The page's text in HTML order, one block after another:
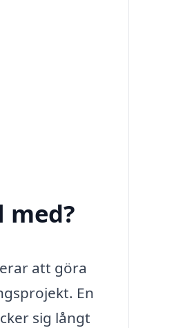
med?
att göra
En
sig långt